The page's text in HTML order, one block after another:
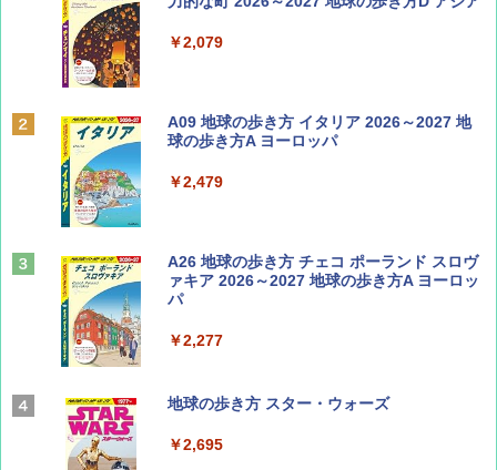
￥713
Coyote No.89 特集 星野道夫 夢見る旅
山と溪谷 2026年8月号「南アルプス大全」
￥1,540
AIRLINE（エアライン）2026年9月号【特
￥2,079
A09 地球の歩き方 イタリア 2026～2027 地
球の歩き方A ヨーロッパ
￥2,479
A26 地球の歩き方 チェコ ポーランド スロヴ
ァキア 2026～2027 地球の歩き方A ヨーロッ
パ
￥2,277
地球の歩き方 スター・ウォーズ
￥2,695